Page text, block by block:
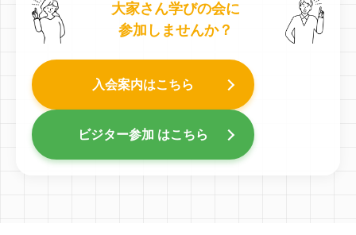
大家さん学びの会に
参加しませんか？
入会案内はこちら
ビジター参加 はこちら